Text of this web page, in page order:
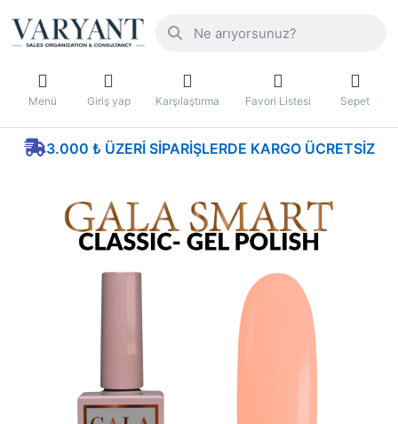
Menü Giriş yap Karşılaştırma Favori Listesi Sepet
3.000 ₺ ÜZERI SIPARIŞLERDE KARGO ÜCRETSIZ